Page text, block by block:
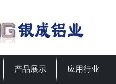
产品展示 应用行业